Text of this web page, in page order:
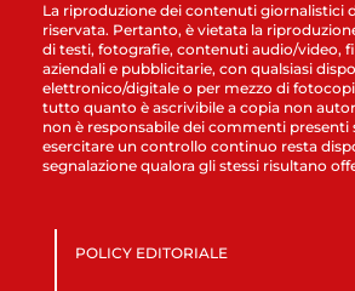
La riproduzione dei contenuti giornalistici
riservata. Pertanto, è vietata la
di testi, fotografie, contenuti audio/video,
aziendali e pubblicitarie, con qualsiasi
elettronico/digitale o per mezzo di
tutto quanto è ascrivibile a copia non
non è responsabile dei commenti presenti
esercitare un controllo continuo resta
segnalazione qualora gli stessi risultano
POLICY EDITORIALE